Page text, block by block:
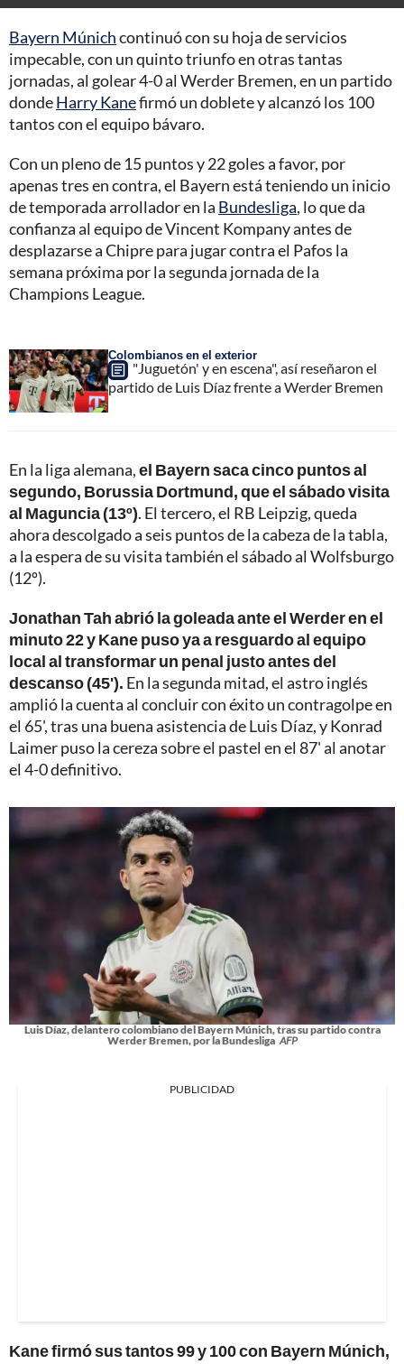
Bayern Múnichcontinuó con su hoja de servicios
impecable, con un quinto triunfo en otras tantas
jornadas, al golear 4-0 al Werder Bremen, en un partido
dondeHarry Kanefirmó un doblete y alcanzó los 100
tantos con el equipo bávaro.
Con un pleno de 15 puntos y 22 goles a favor, por
apenas tres en contra, el Bayern está teniendo un inicio
de temporada arrollador en la Bundesliga, lo que da
confianza al equipo de Vincent Kompany antes de
desplazarse a Chipre para jugar contra el Pafos la
semana próxima por la segunda jornada de la
Champions League.
Colombianos en el exterior
"Juguetón' y en escena", así reseñaron el
partido de Luis Díaz frente a Werder Bremen
En la liga alemana,el Bayern saca cinco puntos al
segundo, Borussia Dortmund, que el sábado visita
al Maguncia (13º). El tercero, el RB Leipzig, queda
ahora descolgado a seis puntos de la cabeza de la tabla,
a la espera de su visita también el sábado al Wolfsburgo
(12º).
Jonathan Tah abrió la goleada ante el Werder en el
minuto 22 y Kane puso ya a resguardo al equipo
local al transformar un penal justo antes del
descanso (45'). En la segunda mitad, el astro inglés
amplió la cuenta al concluir con éxito un contragolpe en
el 65', tras una buena asistencia de Luis Díaz, y Konrad
Laimer puso la cereza sobre el pastel en el 87' al anotar
el 4-0 definitivo.
Luis Díaz, delantero colombiano del Bayern Múnich, tras su partido contra
Werder Bremen, por la Bundesliga AFP
PUBLICIDAD
Kane firmó sus tantos 99 y 100 con Bayern Múnich,